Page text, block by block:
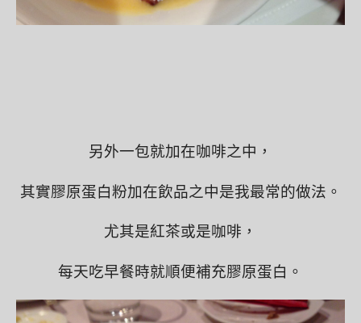
另外一包就加在咖啡之中，
其實膠原蛋白粉加在飲品之中是我最常的做法。
尤其是紅茶或是咖啡，
每天吃早餐時就順便補充膠原蛋白。